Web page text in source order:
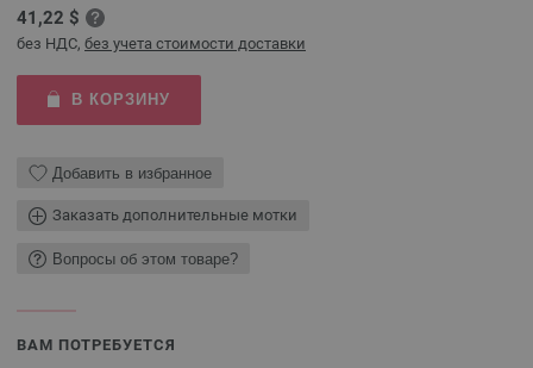
41,22 $
без НДС, без учета стоимости доставки
В КОРЗИНУ
Добавить в избранное
Заказать дополнительные мотки
Вопросы об этом товаре?
ВАМ ПОТРЕБУЕТСЯ